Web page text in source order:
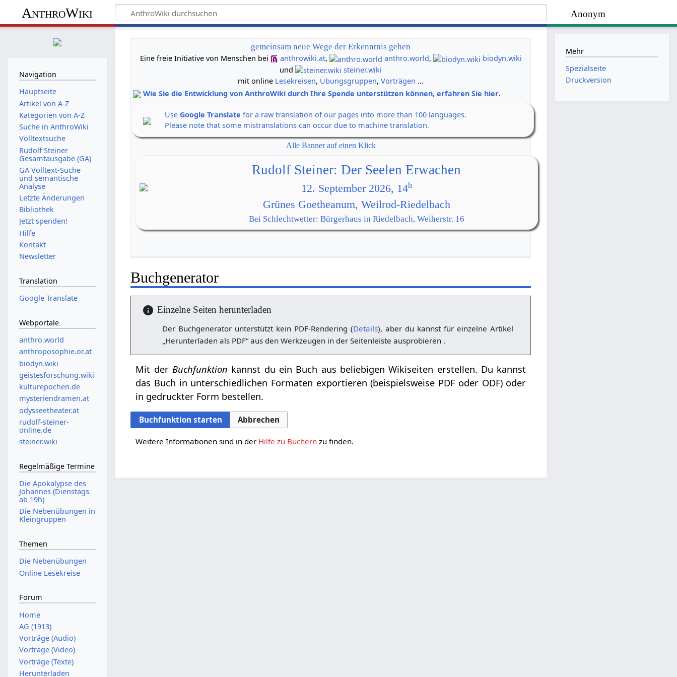
Anonym
AnthroWiki
gemeinsam neue Wege der Erkenntnis gehen
Eine freie Initiative von Menschen bei
anthrowiki.at, anthro.world,
biodyn.wiki
und
steiner.wiki
mit online Lesekreisen, Übungsgruppen,Vorträgen ...
Wie Sie die Entwicklung von AnthroWiki durch Ihre Spende unterstützen können, erfahren Sie hier.
UseGoogle Translate for a raw translation of our pages into more than 100 languages.
Please note that some mistranslations can occur due to machine translation.
Alle Banner auf einen Klick
Rudolf Steiner: Der Seelen Erwachen
12. September 2026, 14h
Grünes Goetheanum, Weilrod-Riedelbach
Bei Schlechtwetter: Bürgerhaus in Riedelbach, Weiherstr. 16
Buchgenerator
Einzelne Seiten herunterladen
Der Buchgenerator unterstützt kein PDF-Rendering (Details), aber du kannst für einzelne Artikel
„Herunterladen als PDF“ aus den Werkzeugen in der Seitenleiste ausprobieren .
Mit derBuchfunktion kannst du ein Buch aus beliebigen Wikiseiten erstellen. Du kannst
das Buch in unterschiedlichen Formaten exportieren (beispielsweise PDF oder ODF) oder
in gedruckter Form bestellen.
Buchfunktion starten Abbrechen
Weitere Informationen sind in der Hilfe zu Büchern zu finden.
Navigation
Hauptseite
Artikel von A-Z
Kategorien von A-Z
Suche in AnthroWiki
Volltextsuche
Rudolf Steiner
Gesamtausgabe (GA)
GA Volltext-Suche
und semantische
Analyse
Letzte Änderungen
Bibliothek
Jetzt spenden!
Hilfe
Kontakt
Newsletter
Translation
Google Translate
Webportale
anthro.world
anthroposophie.or.at
biodyn.wiki
geistesforschung.wiki
kulturepochen.de
mysteriendramen.at
odysseetheater.at
rudolf-steiner-
online.de
steiner.wiki
Regelmäßige Termine
Die Apokalypse des
Johannes (Dienstags
ab 19h)
Die Nebenübungen in
Kleingruppen
Themen
Die Nebenübungen
Online Lesekreise
Forum
Home
AG (1913)
Vorträge (Audio)
Vorträge (Video)
Vorträge (Texte)
Herunterladen
Mehr
Spezialseite
Druckversion